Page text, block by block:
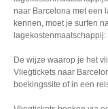
naar Barcelona met een
kennen, moet je surfen
lagekostenmaatschappij:
De wijze waarop je het
Vliegtickets naar
boekingssite of in een